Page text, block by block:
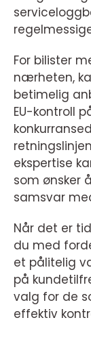
For bilister
nærheten,
betimelig
EU-kontroll
ekspertise
som ønsker
samsvar
Når det er
du med
et pålitelig
på
valg for de
effektiv